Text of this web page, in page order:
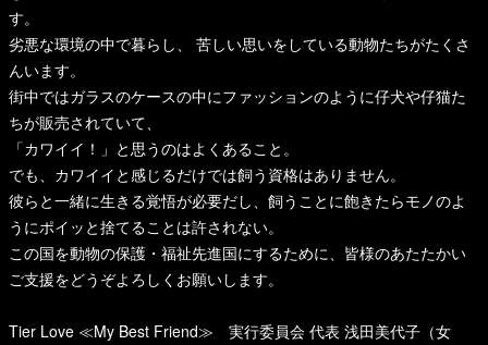
す。
劣悪な環境の中で暮らし、 苦しい思いをしている動物たちがたくさ
んいます。
街中ではガラスのケースの中にファッションのように仔犬や仔猫た
ちが販売されていて、
「カワイイ！」と思うのはよくあること。
でも、カワイイと感じるだけでは飼う資格はありません。
彼らと一緒に生きる覚悟が必要だし、飼うことに飽きたらモノのよ
うにポイッと捨てることは許されない。
この国を動物の保護・福祉先進国にするために、皆様のあたたかい
ご支援をどうぞよろしくお願いします。
Tier Love ≪My Best Friend≫ 実行委員会 代表 浅田美代子（女